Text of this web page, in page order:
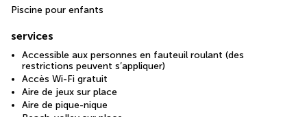
Piscine pour enfants
services
Accessible aux personnes en fauteuil roulant (des
restrictions peuvent s’appliquer)
Accès Wi-Fi gratuit
Aire de jeux sur place
Aire de pique-nique